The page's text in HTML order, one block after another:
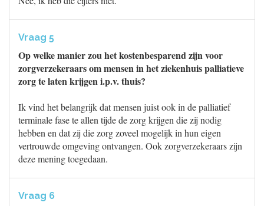
Vraag 5
Op welke manier zou het kostenbesparend zijn voor
zorgverzekeraars om mensen in het ziekenhuis palliatieve
zorg te laten krijgen i.p.v. thuis?
Ik vind het belangrijk dat mensen juist ook in de palliatief
terminale fase te allen tijde de zorg krijgen die zij nodig
hebben en dat zij die zorg zoveel mogelijk in hun eigen
vertrouwde omgeving ontvangen. Ook zorgverzekeraars zijn
deze mening toegedaan.
Vraag 6